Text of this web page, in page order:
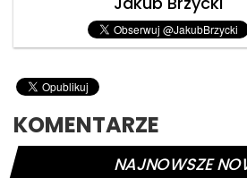
KOMENTARZE
NAJNOWSZE